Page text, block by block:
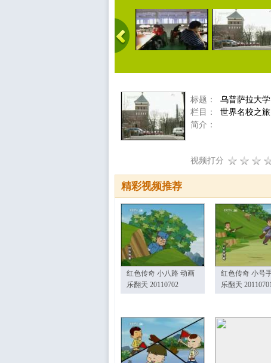
标题：
乌普萨拉大
栏目：
世界名校之旅
简介：
视频打分
精彩视频推荐
红色传奇 小八路 动画
乐翻天 20110702
红色传奇 小号
乐翻天